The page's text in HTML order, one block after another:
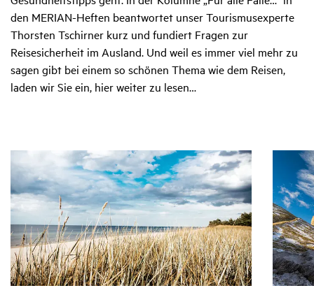
den MERIAN-Heften beantwortet unser Tourismusexperte
Thorsten Tschirner kurz und fundiert Fragen zur
Reisesicherheit im Ausland. Und weil es immer viel mehr zu
sagen gibt bei einem so schönen Thema wie dem Reisen,
laden wir Sie ein, hier weiter zu lesen…